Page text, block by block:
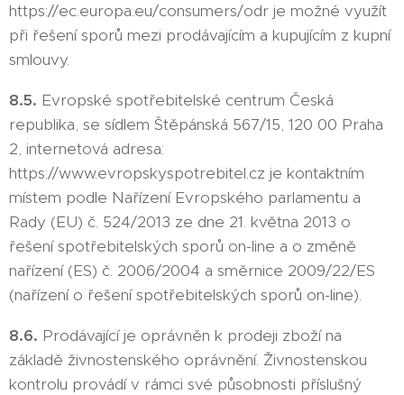
https://ec.europa.eu/consumers/odr je možné využít
při řešení sporů mezi prodávajícím a kupujícím z kupní
smlouvy.
8.5. Evropské spotřebitelské centrum Česká
republika, se sídlem Štěpánská 567/15, 120 00 Praha
2, internetová adresa:
https://www.evropskyspotrebitel.cz je kontaktním
místem podle Nařízení Evropského parlamentu a
Rady (EU) č. 524/2013 ze dne 21. května 2013 o
řešení spotřebitelských sporů on-line a o změně
nařízení (ES) č. 2006/2004 a směrnice 2009/22/ES
(nařízení o řešení spotřebitelských sporů on-line).
8.6. Prodávající je oprávněn k prodeji zboží na
základě živnostenského oprávnění. Živnostenskou
kontrolu provádí v rámci své působnosti příslušný